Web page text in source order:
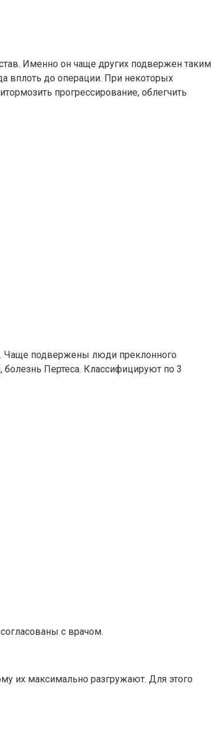
Именно он чаще других подвержен таким
вплоть до операции. При некоторых
прогрессирование, облегчить
Чаще подвержены люди преклонного
Пертеса. Классифицируют по 3
с врачом.
их максимально разгружают. Для этого